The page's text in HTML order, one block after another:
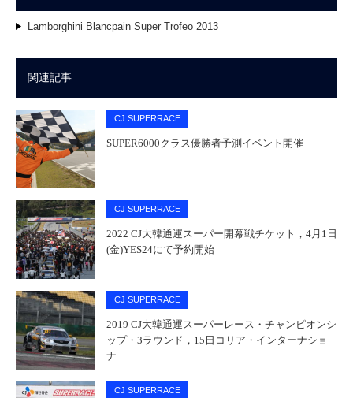
Lamborghini Blancpain Super Trofeo 2013
関連記事
CJ SUPERRACE
SUPER6000クラス優勝者予測イベント開催
CJ SUPERRACE
2022 CJ大韓通運スーパー開幕戦チケット，4月1日
(金)YES24にて予約開始
CJ SUPERRACE
2019 CJ大韓通運スーパーレース・チャンピオンシ
ップ・3ラウンド，15日コリア・インターナショ
ナ…
CJ SUPERRACE